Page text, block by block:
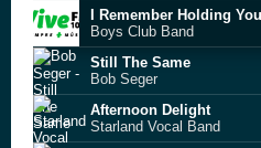
I Remember Holding You
Boys Club Band
Still The Same
Bob Seger
Afternoon Delight
Starland Vocal Band